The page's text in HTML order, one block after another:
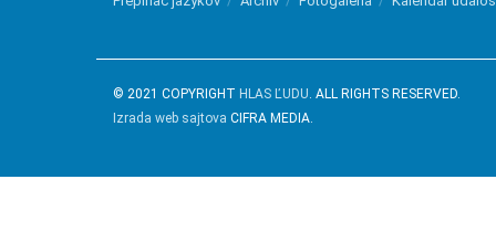
© 2021 COPYRIGHT HLAS ĽUDU. ALL RIGHTS RESERVED.
Izrada web sajtova CIFRA MEDIA.